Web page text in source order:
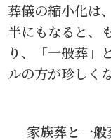
葬儀の縮小化は
半にもなると、
り、「一般葬」
ルの方が珍しく
家族葬と一